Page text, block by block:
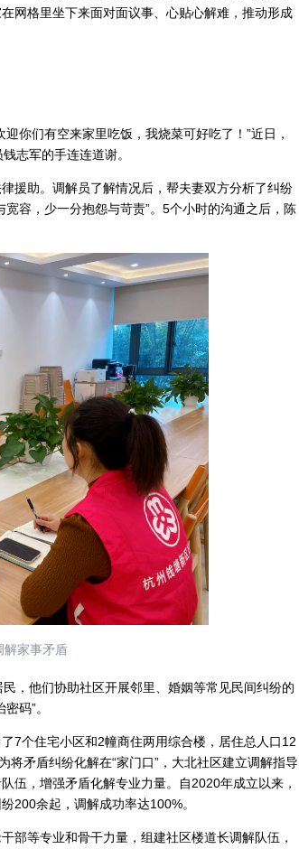
网格里坐下来面对面议事、心贴心解难，推动形成
们有空来家里吃饭，我烧菜可好吃了！”近日，
志军的手连连道谢。
助。调解员了解情况后，帮夫妻双方分析了纠纷
容，少一分抱怨与苛责”。5个小时的沟通之后，陈
解家事矛盾
他们协助社区开展邻里、婚姻等常见民间纠纷的
码”。
个住宅小区和2幢商住两用综合楼，居住总人口12
矛盾纠纷化解在“家门口”，大北社区建立调解指导
伍，增强矛盾化解专业力量。自2020年成立以来，
200余起，调解成功率达100%。
等专业和骨干力量，组建社区楼道长调解队伍，